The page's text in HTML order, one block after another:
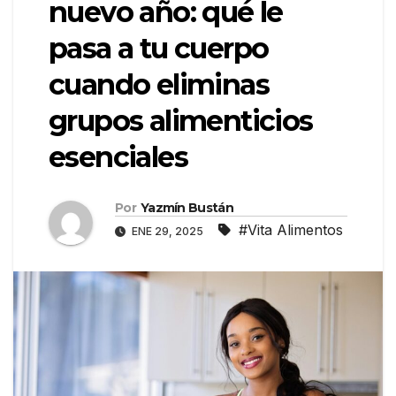
nuevo año: qué le
pasa a tu cuerpo
cuando eliminas
grupos alimenticios
esenciales
Por Yazmín Bustán
ENE 29, 2025 #Vita Alimentos